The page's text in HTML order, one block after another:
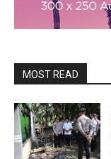
MOST READ